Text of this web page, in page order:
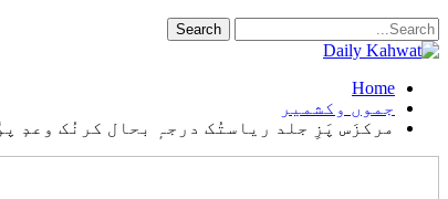
Home
جموں وکشمیر
مرکزَس پَزِ جلد ریاستُک درجہٕ بحال کرنُک وعدٕ